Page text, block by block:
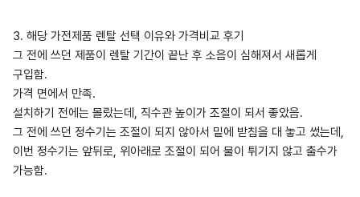
3. 해당 가전제품 렌탈 선택 이유와 가격비교 후기
그 전에 쓰던 제품이 렌탈 기간이 끝난 후 소음이 심해져서 새롭게
구입함.
가격 면에서 만족.
설치하기 전에는 몰랐는데, 직수관 높이가 조절이 되서 좋았음.
그 전에 쓰던 정수기는 조절이 되지 않아서 밑에 받침을 대 놓고 썼는데,
이번 정수기는 앞뒤로, 위아래로 조절이 되어 물이 튀기지 않고 출수가
가능함.